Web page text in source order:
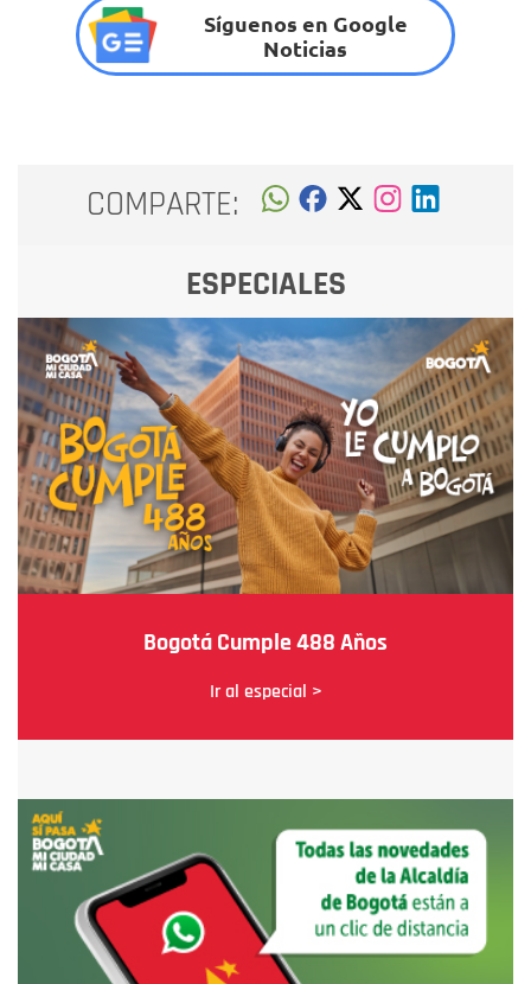
Síguenos en Google
Noticias
COMPARTE:
ESPECIALES
Bogotá Cumple 488 Años
Ir al especial >